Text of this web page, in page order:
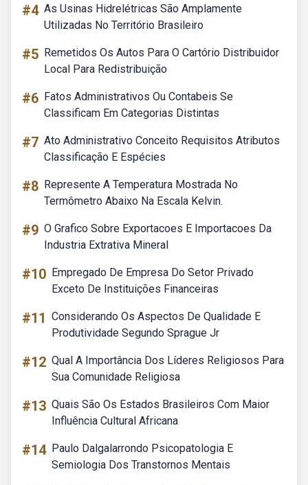
#4 As Usinas Hidrelétricas São Amplamente
Utilizadas No Território Brasileiro
#5 Remetidos Os Autos Para O Cartório Distribuidor
Local Para Redistribuição
#6 Fatos Administrativos Ou Contabeis Se
Classificam Em Categorias Distintas
#7 Ato Administrativo Conceito Requisitos Atributos
Classificação E Espécies
#8 Represente A Temperatura Mostrada No
Termômetro Abaixo Na Escala Kelvin.
#9 O Grafico Sobre Exportacoes E Importacoes Da
Industria Extrativa Mineral
#10 Empregado De Empresa Do Setor Privado
Exceto De Instituições Financeiras
#11 Considerando Os Aspectos De Qualidade E
Produtividade Segundo Sprague Jr
#12 Qual A Importância Dos Líderes Religiosos Para
Sua Comunidade Religiosa
#13 Quais São Os Estados Brasileiros Com Maior
Influência Cultural Africana
#14 Paulo Dalgalarrondo Psicopatologia E
Semiologia Dos Transtornos Mentais